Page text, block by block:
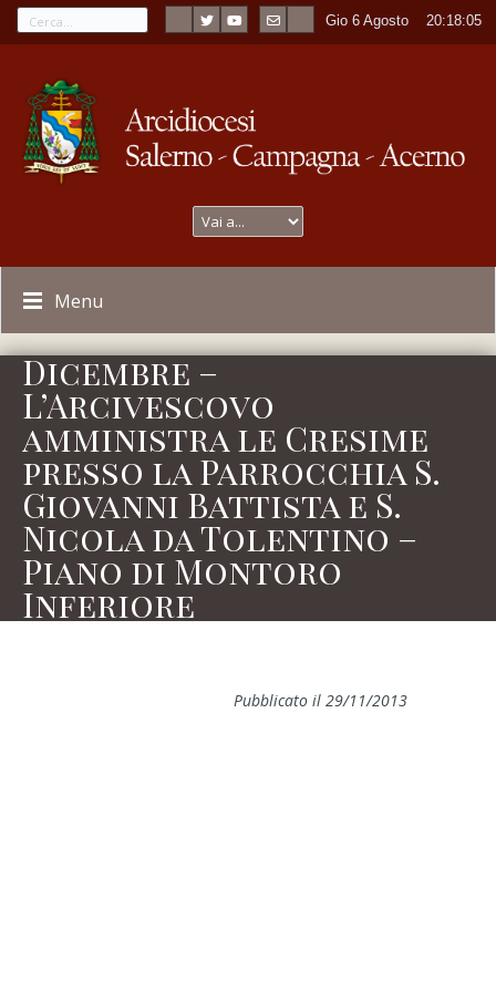
Gio 6 Agosto ----20:18:06
Menu
Dicembre –
L’Arcivescovo
amministra le Cresime
presso la Parrocchia S.
Giovanni Battista e S.
Nicola da Tolentino –
Piano di Montoro
Inferiore
Pubblicato il 29/11/2013